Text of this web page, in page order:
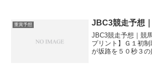
重賞予想 JBC3競走予想
JBC3競走予想｜競
プリント】Ｇ１初
が坂路を５０秒３